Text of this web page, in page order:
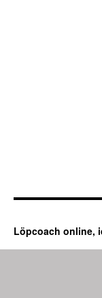
Löpcoach online,